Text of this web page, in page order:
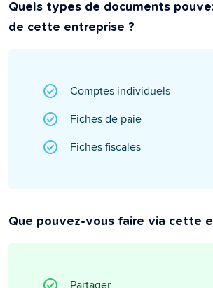
Quels types de documents
de cette entreprise ?
Comptes individuels
Fiches de paie
Fiches fiscales
Que pouvez-vous faire via cette